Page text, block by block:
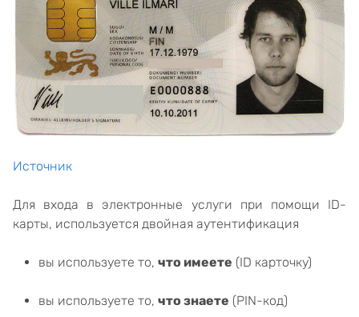
Источник
Для входа в электронные услуги при помощи ID-
карты, используется двойная аутентификация
вы используете то, что имеете (ID карточку)
вы используете то, что знаете (PIN-код)